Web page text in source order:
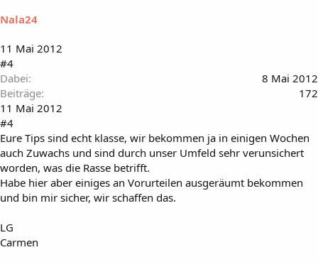
Nala24
11 Mai 2012
#4
Dabei
8 Mai 2012
Beiträge
172
11 Mai 2012
#4
Eure Tips sind echt klasse, wir bekommen ja in einigen Wochen
auch Zuwachs und sind durch unser Umfeld sehr verunsichert
worden, was die Rasse betrifft.
Habe hier aber einiges an Vorurteilen ausgeräumt bekommen
und bin mir sicher, wir schaffen das.
LG
Carmen